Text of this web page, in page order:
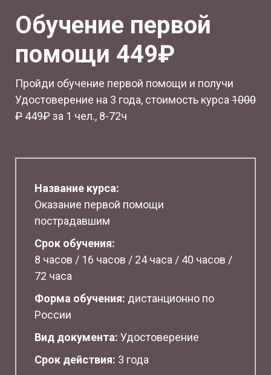
Обучение первой
помощи 449₽
Пройди обучение первой помощи и получи
Удостоверение на 3 года, стоимость курса1000
₽ 449₽ за 1 чел., 8-72ч
Название курса:
Оказание первой помощи
пострадавшим
Срок обучения:
8 часов / 16 часов / 24 часа / 40 часов /
72 часа
Форма обучения: дистанционно по
России
Вид документа: Удостоверение
Срок действия: 3 года